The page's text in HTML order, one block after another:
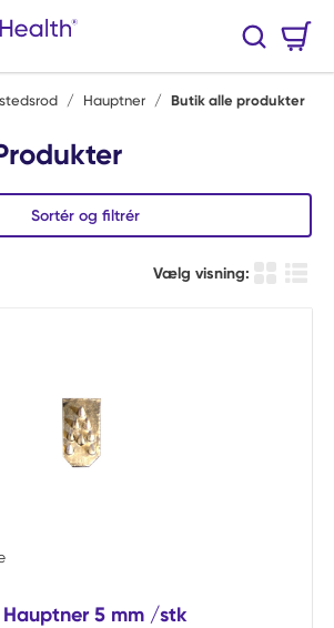
Søg
/ Hauptner / Butik alle produkter
Sortér og filtrér
Vælg visning:
5 mm /stk